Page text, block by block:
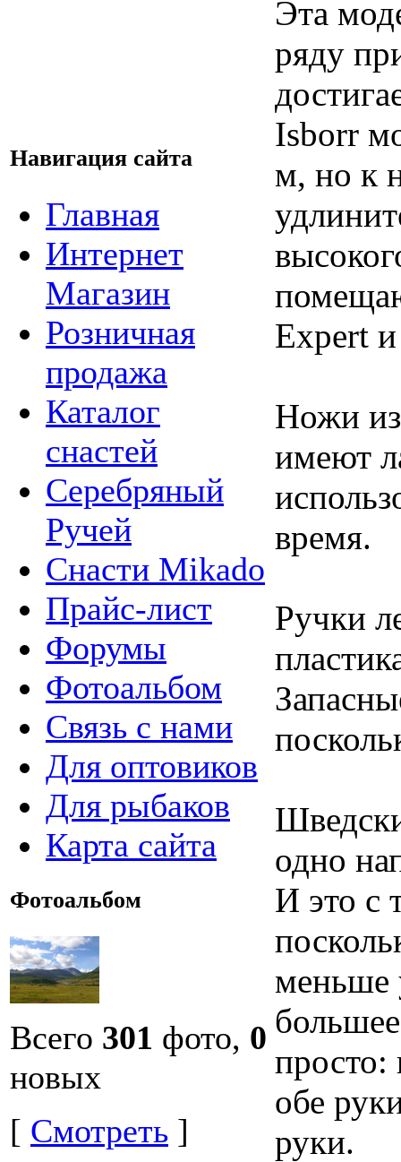
Навигация сайта
Главная
Интернет
Магазин
Розничная
продажа
Каталог
снастей
Серебряный
Ручей
Снасти Mikado
Прайс-лист
Форумы
Фотоальбом
Связь с нами
Для оптовиков
Для рыбаков
Карта сайта
Фотоальбом
Всего 301 фото, 0
новых
[ Смотреть ]
Эта
ряду
Isborr
м, но к
Expert
Ножи
имеют
время.
Ручки
одно
И это с
меньше
просто:
обе
руки.